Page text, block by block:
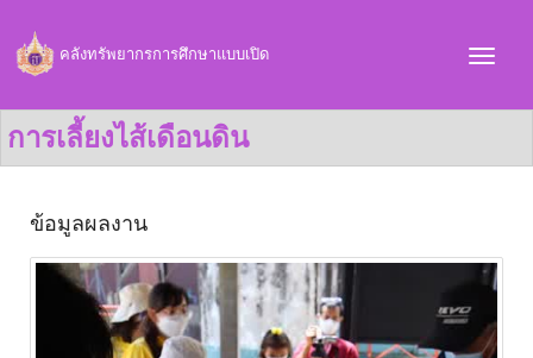
คลังทรัพยากรการศึกษาแบบเปิด
การเลี้ยงไส้เดือนดิน
ข้อมูลผลงาน